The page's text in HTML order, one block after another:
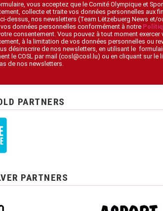
vous acceptez que le Comité Olympique et
collecte et traite vos données personnelles aux
dessus, nos newsletters (Team Lëtzebuerg News et/
données personnelles conformément à notre
consentement. Vous pouvez à tout moment exercer
à la limitation de vos données personnelles ou
désinscrire de nos newsletters, en utilisant le
le COSL par mail (cosl@cosl.lu) ou en cliquant sur le
de nos newsletters.
PARTNERS
PARTNERS